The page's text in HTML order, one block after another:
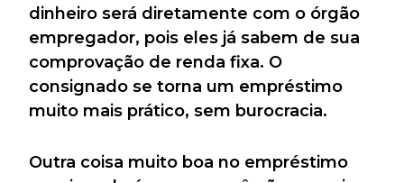
dinheiro será diretamente com o órgão
empregador, pois eles já sabem de sua
comprovação de renda fixa. O
consignado se torna um empréstimo
muito mais prático, sem burocracia.
Outra coisa muito boa no empréstimo